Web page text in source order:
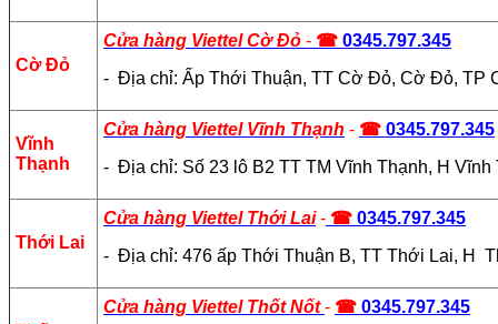
Cờ Đỏ
Cửa hàng Viettel Cờ Đỏ - ☎ 0345.797.345
- Địa chỉ: Ấp Thới Thuận, TT Cờ Đỏ, Cờ Đỏ, TP
Vĩnh
Thạnh
Cửa hàng Viettel Vĩnh Thạnh - ☎ 0345.797.345
- Địa chỉ: Số 23 lô B2 TT TM Vĩnh Thạnh, H Vĩnh
Thới Lai
Cửa hàng Viettel Thới Lai- ☎ 0345.797.345
- Địa chỉ: 476 ấp Thới Thuận B, TT Thới Lai, H
Cửa hàng Viettel Thốt Nốt - ☎ 0345.797.345